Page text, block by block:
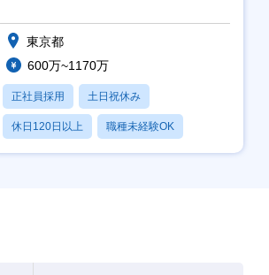
東京都
600万~1170万
正社員採用 土日祝休み
休日120日以上 職種未経験OK
産休・育休あり